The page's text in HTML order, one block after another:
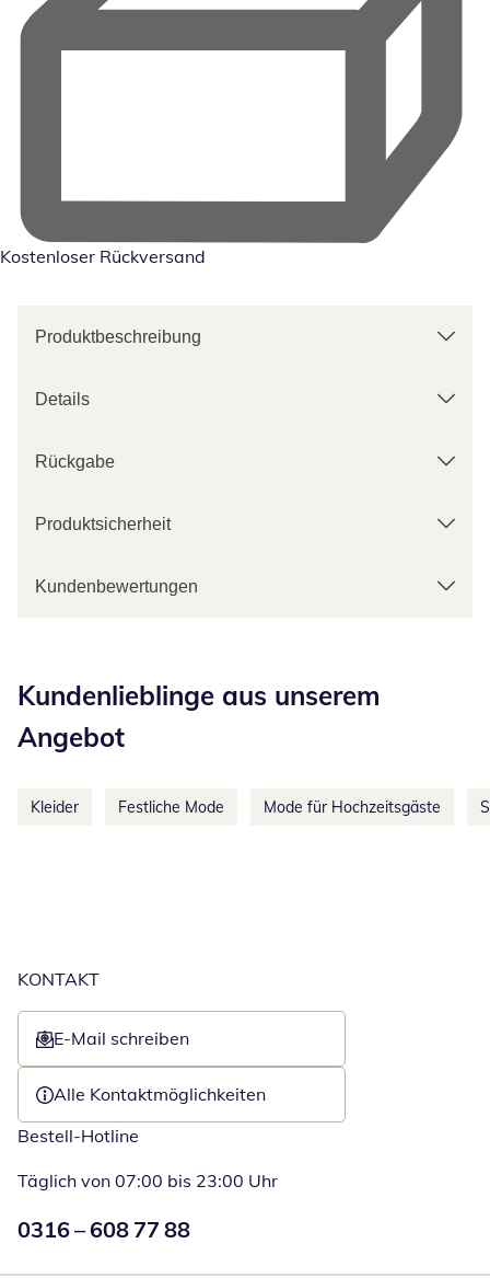
Kostenloser Rückversand
Produktbeschreibung
Details
Rückgabe
Produktsicherheit
Kundenbewertungen
Kundenlieblinge aus unserem
Angebot
Kleider Festliche Mode Mode für Hochzeitsgäste
KONTAKT
E-Mail schreiben
Öffnet E-Mail-Client
Alle Kontaktmöglichkeiten
Bestell-Hotline
Täglich von 07:00 bis 23:00 Uhr
Numéro de téléphone:
0316 – 608 77 88